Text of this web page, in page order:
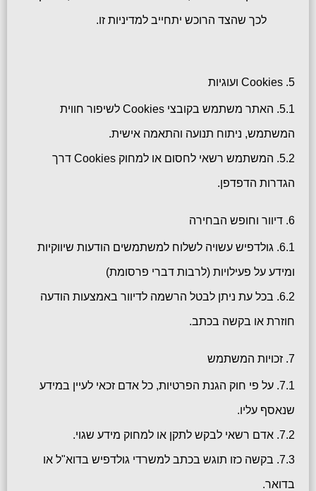
לכך שהצד הרוכש יתחייב למדיניות זו.
5. Cookies ועוגיות
5.1. האתר משתמש בקובצי Cookies לשיפור חווית
המשתמש, ניתוח תנועה והתאמה אישית.
5.2. המשתמש רשאי לחסום או למחוק Cookies דרך
הגדרות הדפדפן.
6. דיוור וחופש הבחירה
6.1. גולדפיש עשויה לשלוח למשתמשים הודעות שיווקיות
ומידע על פעילויות (לרבות דברי פרסומת)
6.2. בכל עת ניתן לבטל הרשמה לדיוור באמצעות הודעה
חוזרת או בקשה בכתב.
7. זכויות המשתמש
7.1. על פי חוק הגנת הפרטיות, כל אדם זכאי לעיין במידע
שנאסף עליו.
7.2. אדם רשאי לבקש לתקן או למחוק מידע שגוי.
7.3. בקשה כזו תוגש בכתב למשרדי גולדפיש בדוא"ל או
בדואר.